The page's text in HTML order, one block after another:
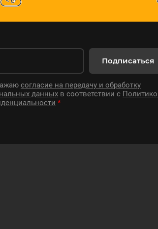
согласие на передачу и обработку
данных в соответствии с
*
Подписаться